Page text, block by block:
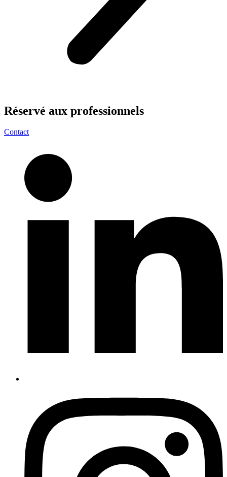
Réservé aux professionnels
Contact